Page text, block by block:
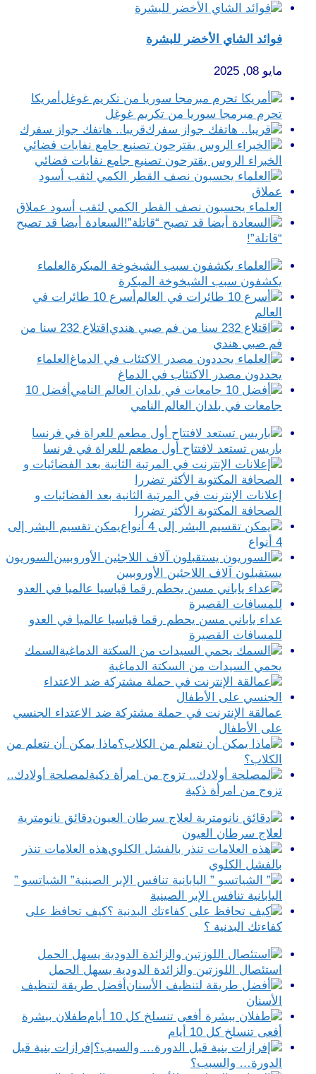
فوائد الشاي الأخضر للبشرة
مايو 08, 2025
أمريكا
تحرم مبرمجا سوريا من تكريم غوغل
قريبا.. هاتفك جواز سفرك
الخبراء الروس يقترحون تصنيع جامع نفايات فضائي
العلماء يحسبون نصف القطر الكمي لثقب أسود عملاق
السعادة أيضا قد تصبح
“قاتلة”!
العلماء
يكشفون سبب الشيخوخة المبكرة
أسرع 10 طائرات في
العالم
اقتلاع 232 سنا من
فم صبي هندي
العلماء
يحددون مصدر الاكتئاب في الدماغ
أفضل 10
جامعات في بلدان العالم النامي
باريس تستعد لافتتاح أول مطعم للعراة في فرنسا
إعلانات الإنترنت في المرتبة الثانية بعد الفضائيات و
الصحافة المكتوبة الأكثر تضررا
يمكن تقسيم البشر إلى
4 أنواع
السوريون
يستقبلون آلاف اللاجئين الأوروبيين
عداء ياباني مسن يحطم رقما قياسيا عالميا في العدو
للمسافات القصيرة
السمك
يحمي السيدات من السكتة الدماغية
عمالقة الإنترنت في حملة مشتركة ضد الاعتداء الجنسي
على الأطفال
ماذا يمكن أن نتعلم من
الكلاب؟
لمصلحة أولادك..
تزوج من امرأة ذكية
دقائق نانومترية
لعلاج سرطان العيون
هذه العلامات تنذر
بالفشل الكلوي
” الشياتسو ”
اليابانية تنافس الإبر الصينية
كيف تحافظ على
كفاءتك البدنية ؟
استئصال اللوزتين والزائدة الدودية يسهل الحمل
أفضل طريقة لتنظيف
الأسنان
طفلان ببشرة
أفعى تنسلخ كل 10 أيام
إفرازات بنية قبل
الدورة… والسبب؟